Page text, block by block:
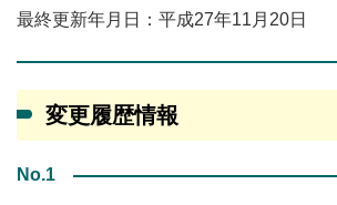
最終更新年月日：平成27年11月20日
変更履歴情報
No.1